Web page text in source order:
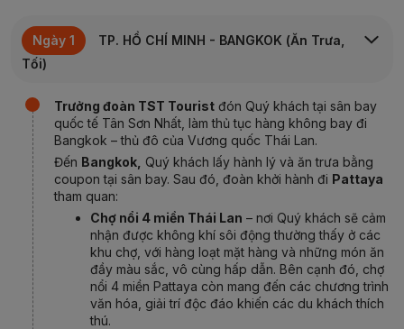
Ngày 1 TP. HỒ CHÍ MINH - BANGKOK (Ăn Trưa,
Tối)
Trưởng đoàn TST Tourist đón Quý khách tại sân bay
quốc tế Tân Sơn Nhất, làm thủ tục hàng không bay đi
Bangkok – thủ đô của Vương quốc Thái Lan.
Đến Bangkok, Quý khách lấy hành lý và ăn trưa bằng
coupon tại sân bay. Sau đó, đoàn khởi hành đi Pattaya
tham quan:
Chợ nổi 4 miền Thái Lan – nơi Quý khách sẽ cảm
nhận được không khí sôi động thường thấy ở các
khu chợ, với hàng loạt mặt hàng và những món ăn
đầy màu sắc, vô cùng hấp dẫn. Bên cạnh đó, chợ
nổi 4 miền Pattaya còn mang đến các chương trình
văn hóa, giải trí độc đáo khiến các du khách thích
thú.